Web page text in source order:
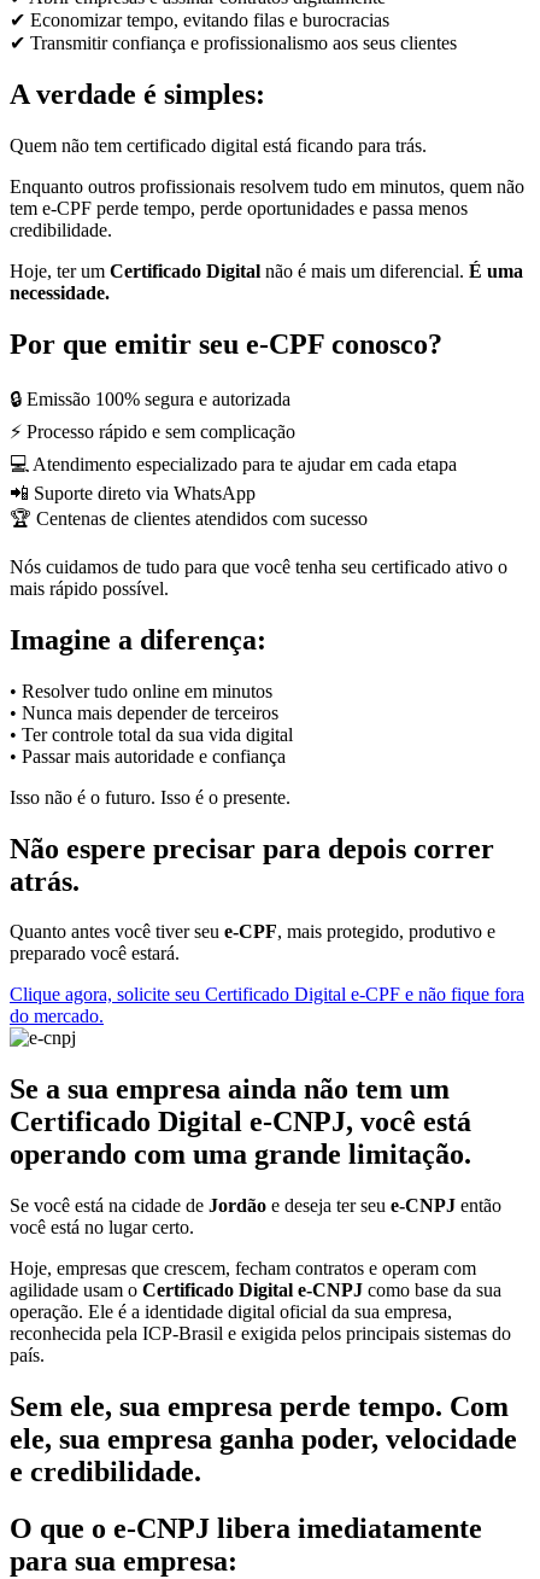
✔ Economizar tempo, evitando filas e burocracias
✔ Transmitir confiança e profissionalismo aos seus clientes
A verdade é simples:
Quem não tem certificado digital está ficando para trás.
Enquanto outros profissionais resolvem tudo em minutos, quem não
tem e-CPF perde tempo, perde oportunidades e passa menos
credibilidade.
Hoje, ter um Certificado Digital não é mais um diferencial. É uma
necessidade.
Por que emitir seu e-CPF conosco?
🔒 Emissão 100% segura e autorizada
⚡ Processo rápido e sem complicação
💻 Atendimento especializado para te ajudar em cada etapa
📲 Suporte direto via WhatsApp
🏆 Centenas de clientes atendidos com sucesso
Nós cuidamos de tudo para que você tenha seu certificado ativo o
mais rápido possível.
Imagine a diferença:
• Resolver tudo online em minutos
• Nunca mais depender de terceiros
• Ter controle total da sua vida digital
• Passar mais autoridade e confiança
Isso não é o futuro. Isso é o presente.
Não espere precisar para depois correr
atrás.
Quanto antes você tiver seu e-CPF, mais protegido, produtivo e
preparado você estará.
Clique agora, solicite seu Certificado Digital e-CPF e não fique fora
do mercado.
Se a sua empresa ainda não tem um
Certificado Digital e-CNPJ, você está
operando com uma grande limitação.
Se você está na cidade de Jordão e deseja ter seu e-CNPJ então
você está no lugar certo.
Hoje, empresas que crescem, fecham contratos e operam com
agilidade usam o Certificado Digital e-CNPJ como base da sua
operação. Ele é a identidade digital oficial da sua empresa,
reconhecida pela ICP-Brasil e exigida pelos principais sistemas do
país.
Sem ele, sua empresa perde tempo. Com
ele, sua empresa ganha poder, velocidade
e credibilidade.
O que o e-CNPJ libera imediatamente
para sua empresa: